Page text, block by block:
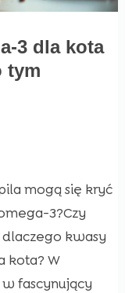
3 dla kota
tym
mogą się kryć
3?Czy
kwasy
kota? W
fascynujący